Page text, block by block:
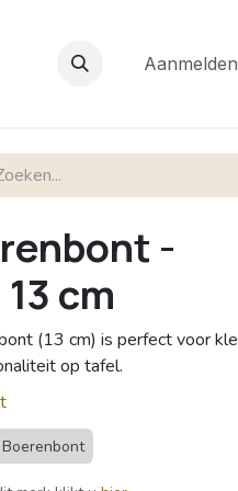
Aanmelden
-
cm
(13 cm) is perfect voor
op tafel.
Boerenbont